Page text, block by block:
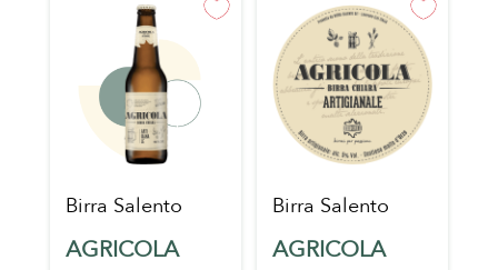
Birra Salento
AGRICOLA
Birra Salento
AGRICOLA